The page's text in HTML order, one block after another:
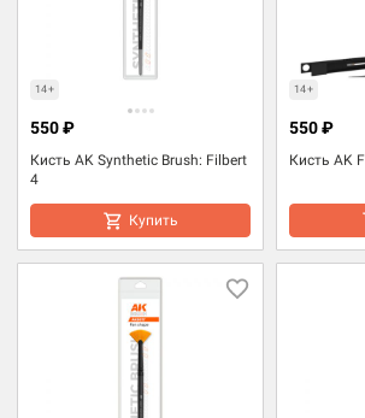
14+
Кисть AK Synthetic Brush: Filbert
4
550 ₽
Купить
14+
Кисть AK
550 ₽